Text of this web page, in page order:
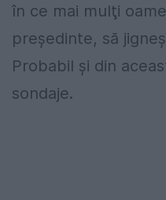
în ce mai mulţi
preşedinte, să
Probabil şi din
sondaje.